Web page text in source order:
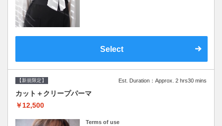
Select
【新規限定】 Est. Duration：Approx. 2 hrs30 mins
カット＋クリープパーマ
￥12,500
Terms of use